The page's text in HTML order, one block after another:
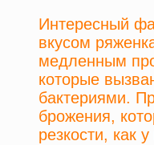
Интересный
вкусом
медленным
которые
бактериями.
брожения,
резкости, как